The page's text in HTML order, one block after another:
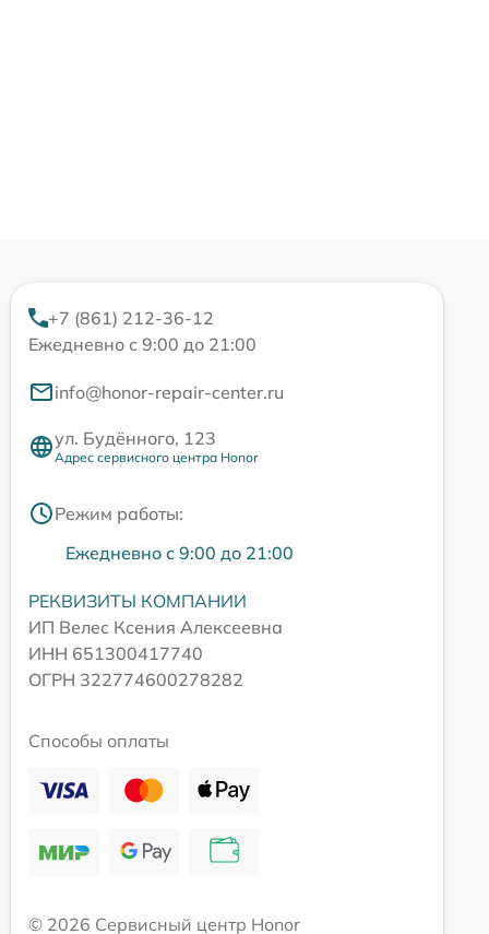
+7 (861) 212-36-12
Ежедневно с 9:00 до 21:00
info@honor-repair-center.ru
ул. Будённого, 123
Адрес сервисного центра Honor
Режим работы:
Ежедневно с 9:00 до 21:00
РЕКВИЗИТЫ КОМПАНИИ
ИП Велес Ксения Алексеевна
ИНН 651300417740
ОГРН 322774600278282
Способы оплаты
© 2026 Сервисный центр Honor